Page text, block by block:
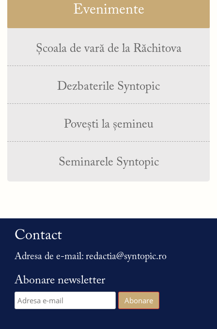
Evenimente
Școala de vară de la Răchitova
Dezbaterile Syntopic
Povești la șemineu
Seminarele Syntopic
Contact
Adresa de e-mail: redactia@syntopic.ro
Abonare newsletter